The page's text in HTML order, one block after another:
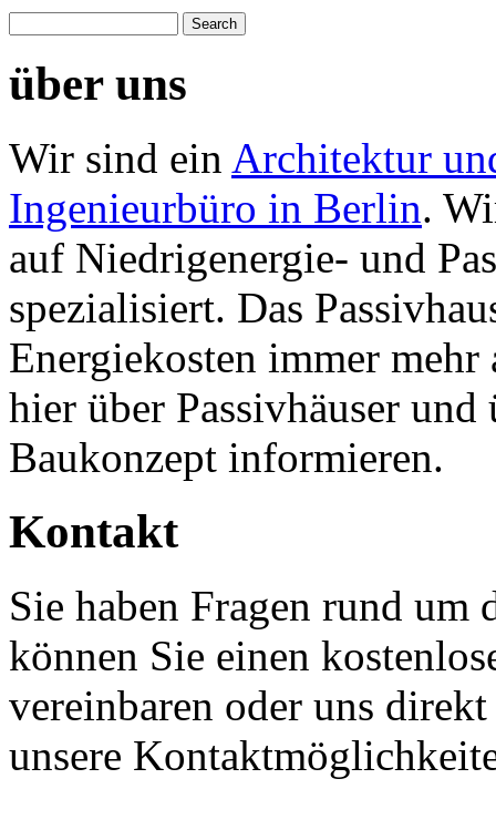
über uns
Wir sind ein Architektur
Ingenieurbüro in Berlin.
auf Niedrigenergie- und
spezialisiert. Das
Energiekosten immer
hier über Passivhäuser und
Baukonzept informieren.
Kontakt
Sie haben Fragen rund um
können Sie einen
vereinbaren oder uns
unsere